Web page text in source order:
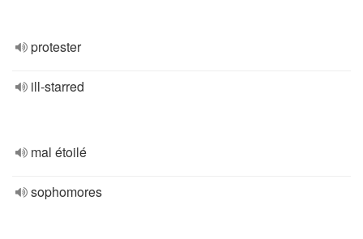
protester
ill-starred
mal étoilé
sophomores